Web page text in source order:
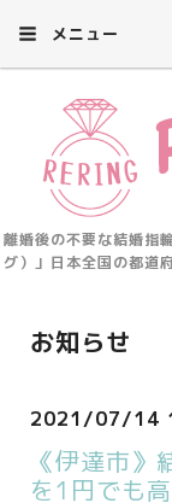
メニュー
離婚後の不要な結婚指
グ）」日本全国の都道
お知らせ
2021/07/14
《伊達市》
を1円でも